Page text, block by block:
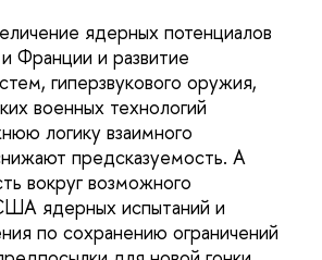
ядерных потенциалов
Франции и развитие
гиперзвукового оружия,
военных технологий
логику взаимного
предсказуемость. А
вокруг возможного
ядерных испытаний и
по сохранению ограничений